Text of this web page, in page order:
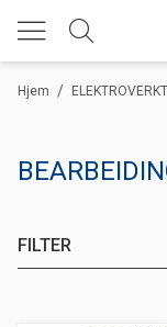
/
Hjem
FILTER